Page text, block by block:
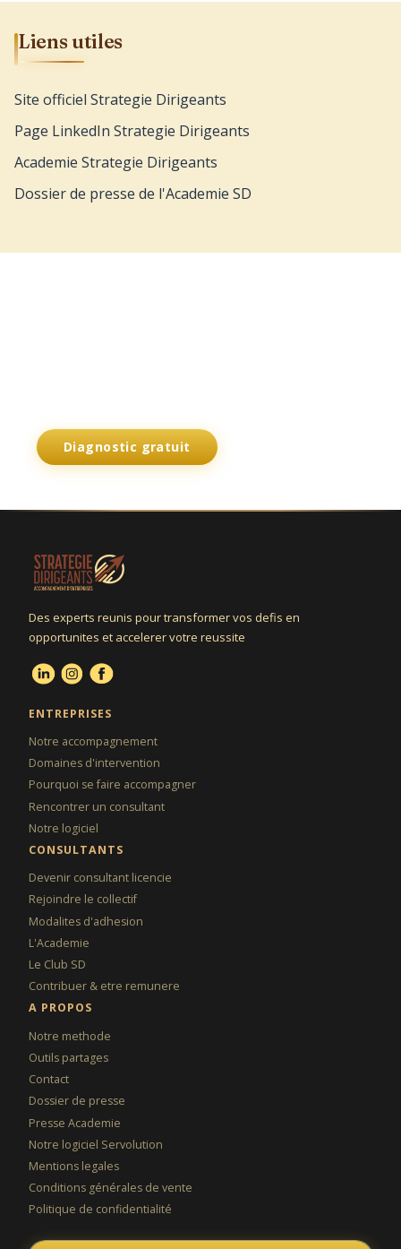
Liens utiles
Site officiel Strategie Dirigeants
Page LinkedIn Strategie Dirigeants
Academie Strategie Dirigeants
Dossier de presse de l'Academie SD
Diagnostic gratuit
Des experts reunis pour transformer vos defis en
opportunites et accelerer votre reussite
ENTREPRISES
Notre accompagnement
Domaines d'intervention
Pourquoi se faire accompagner
Rencontrer un consultant
Notre logiciel
CONSULTANTS
Devenir consultant licencie
Rejoindre le collectif
Modalites d'adhesion
L'Academie
Le Club SD
Contribuer & etre remunere
A PROPOS
Notre methode
Outils partages
Contact
Dossier de presse
Presse Academie
Notre logiciel Servolution
Mentions legales
Conditions générales de vente
Politique de confidentialité